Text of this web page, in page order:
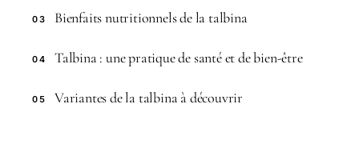
03 Bienfaits nutritionnels de la talbina
04 Talbina : une pratique de santé et de bien-être
05 Variantes de la talbina à découvrir